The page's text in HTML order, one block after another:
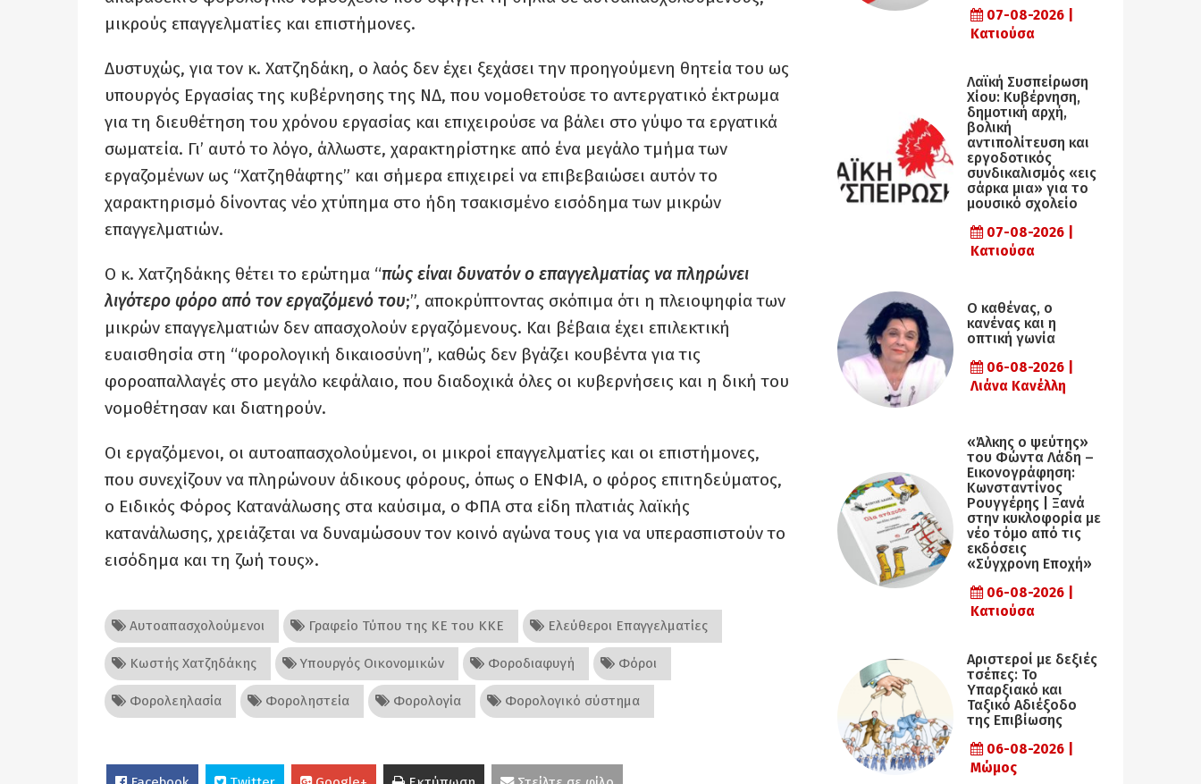
μικρούς επαγγελματίες και επιστήμονες.
Δυστυχώς, για τον κ. Χατζηδάκη, ο λαός δεν έχει ξεχάσει την προηγούμενη θητεία του ως
υπουργός Εργασίας της κυβέρνησης της ΝΔ, που νομοθετούσε το αντεργατικό έκτρωμα
για τη διευθέτηση του χρόνου εργασίας και επιχειρούσε να βάλει στο γύψο τα εργατικά
σωματεία. Γι’ αυτό το λόγο, άλλωστε, χαρακτηρίστηκε από ένα μεγάλο τμήμα των
εργαζομένων ως “Χατζηθάφτης” και σήμερα επιχειρεί να επιβεβαιώσει αυτόν το
χαρακτηρισμό δίνοντας νέο χτύπημα στο ήδη τσακισμένο εισόδημα των μικρών
επαγγελματιών.
Ο κ. Χατζηδάκης θέτει το ερώτημα “πώς είναι δυνατόν ο επαγγελματίας να πληρώνει
λιγότερο φόρο από τον εργαζόμενό του;”, αποκρύπτοντας σκόπιμα ότι η πλειοψηφία των
μικρών επαγγελματιών δεν απασχολούν εργαζόμενους. Και βέβαια έχει επιλεκτική
ευαισθησία στη “φορολογική δικαιοσύνη”, καθώς δεν βγάζει κουβέντα για τις
φοροαπαλλαγές στο μεγάλο κεφάλαιο, που διαδοχικά όλες οι κυβερνήσεις και η δική του
νομοθέτησαν και διατηρούν.
Οι εργαζόμενοι, οι αυτοαπασχολούμενοι, οι μικροί επαγγελματίες και οι επιστήμονες,
που συνεχίζουν να πληρώνουν άδικους φόρους, όπως ο ΕΝΦΙΑ, ο φόρος επιτηδεύματος,
ο Ειδικός Φόρος Κατανάλωσης στα καύσιμα, ο ΦΠΑ στα είδη πλατιάς λαϊκής
κατανάλωσης, χρειάζεται να δυναμώσουν τον κοινό αγώνα τους για να υπερασπιστούν το
εισόδημα και τη ζωή τους».
Αυτοαπασχολούμενοι Γραφείο Τύπου της ΚΕ του ΚΚΕ Ελεύθεροι Επαγγελματίες
Κωστής Χατζηδάκης Υπουργός Οικονομικών Φοροδιαφυγή Φόροι
Φορολεηλασία Φοροληστεία Φορολογία Φορολογικό σύστημα
07-08-2026 |
Κατιούσα
Λαϊκή Συσπείρωση
Χίου: Κυβέρνηση,
δημοτική αρχή,
βολική
αντιπολίτευση και
εργοδοτικός
συνδικαλισμός «εις
σάρκα μια» για το
μουσικό σχολείο
07-08-2026 |
Κατιούσα
Ο καθένας, ο
κανένας και η
οπτική γωνία
06-08-2026 |
Λιάνα Κανέλλη
«Άλκης ο ψεύτης»
του Φώντα Λάδη –
Εικονογράφηση:
Κωνσταντίνος
Ρουγγέρης | Ξανά
στην κυκλοφορία με
νέο τόμο από τις
εκδόσεις
«Σύγχρονη Εποχή»
06-08-2026 |
Κατιούσα
Αριστεροί με δεξιές
τσέπες: Το
Υπαρξιακό και
Ταξικό Αδιέξοδο
της Επιβίωσης
06-08-2026 |
Μώμος